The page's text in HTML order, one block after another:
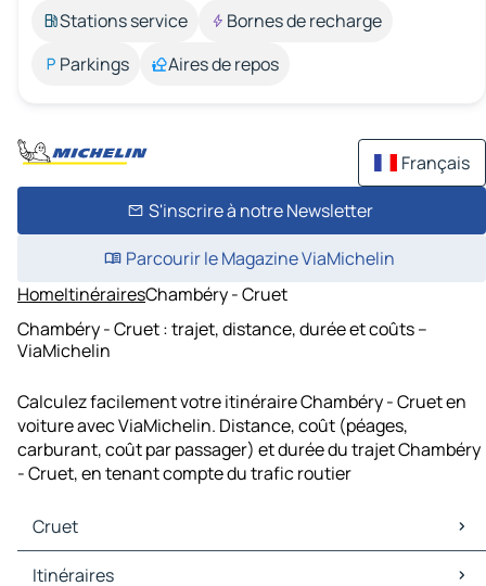
Stations service
Bornes de recharge
Parkings
Aires de repos
Français
S'inscrire à notre Newsletter
Parcourir le Magazine ViaMichelin
HomeItinérairesChambéry - Cruet
Chambéry - Cruet : trajet, distance, durée et coûts –
ViaMichelin
Calculez facilement votre itinéraire Chambéry - Cruet en
voiture avec ViaMichelin. Distance, coût (péages,
carburant, coût par passager) et durée du trajet Chambéry
- Cruet, en tenant compte du trafic routier
Cruet
Cruet Cartes et plans
Itinéraires